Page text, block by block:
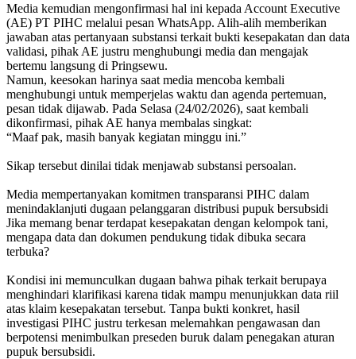
‎Media kemudian mengonfirmasi hal ini kepada Account Executive
(AE) PT PIHC melalui pesan WhatsApp. Alih-alih memberikan
jawaban atas pertanyaan substansi terkait bukti kesepakatan dan data
validasi, pihak AE justru menghubungi media dan mengajak
bertemu langsung di Pringsewu.
‎Namun, keesokan harinya saat media mencoba kembali
menghubungi untuk memperjelas waktu dan agenda pertemuan,
pesan tidak dijawab. Pada Selasa (24/02/2026), saat kembali
dikonfirmasi, pihak AE hanya membalas singkat:
‎“Maaf pak, masih banyak kegiatan minggu ini.”
‎Sikap tersebut dinilai tidak menjawab substansi persoalan.
‎Media mempertanyakan komitmen transparansi PIHC dalam
menindaklanjuti dugaan pelanggaran distribusi pupuk bersubsidi
Jika memang benar terdapat kesepakatan dengan kelompok tani,
mengapa data dan dokumen pendukung tidak dibuka secara
terbuka?
‎Kondisi ini memunculkan dugaan bahwa pihak terkait berupaya
menghindari klarifikasi karena tidak mampu menunjukkan data riil
atas klaim kesepakatan tersebut. Tanpa bukti konkret, hasil
investigasi PIHC justru terkesan melemahkan pengawasan dan
berpotensi menimbulkan preseden buruk dalam penegakan aturan
pupuk bersubsidi.